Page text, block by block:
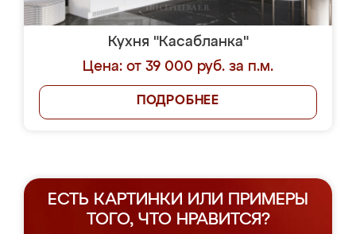
Кухня "Касабланка"
Цена: от 39 000 руб. за п.м.
ПОДРОБНЕЕ
ЕСТЬ КАРТИНКИ ИЛИ ПРИМЕРЫ
ТОГО, ЧТО НРАВИТСЯ?